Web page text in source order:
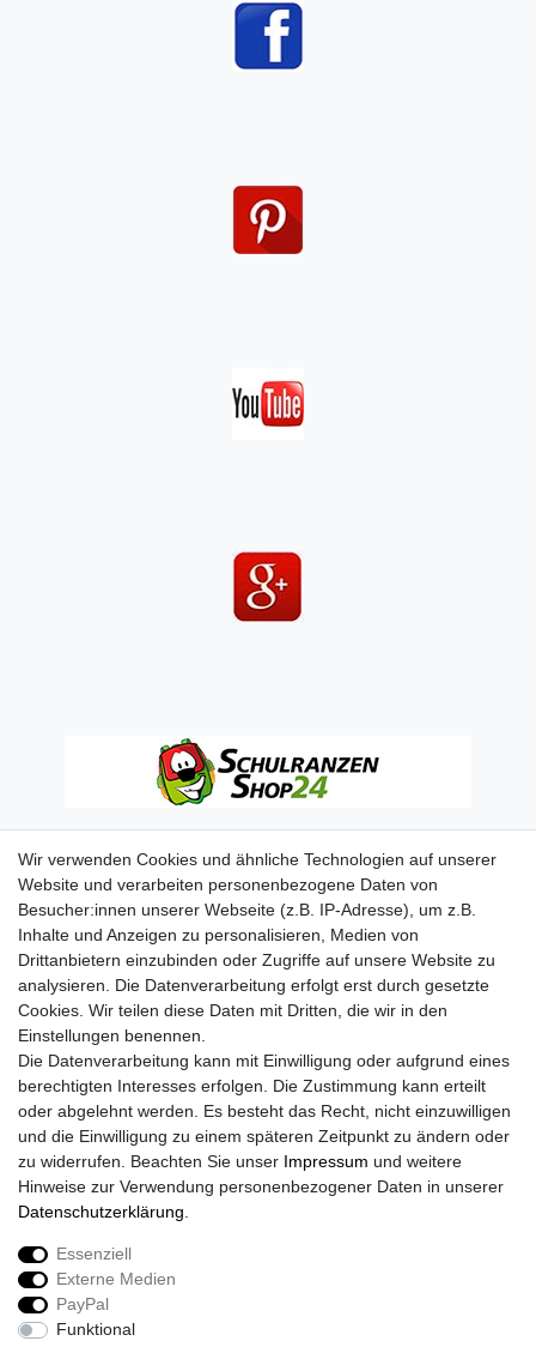
Wir verwenden Cookies und ähnliche Technologien auf unserer
Website und verarbeiten personenbezogene Daten von
Besucher:innen unserer Webseite (z.B. IP-Adresse), um z.B.
Inhalte und Anzeigen zu personalisieren, Medien von
Drittanbietern einzubinden oder Zugriffe auf unsere Website zu
analysieren. Die Datenverarbeitung erfolgt erst durch gesetzte
Cookies. Wir teilen diese Daten mit Dritten, die wir in den
Einstellungen benennen.
Die Datenverarbeitung kann mit Einwilligung oder aufgrund eines
berechtigten Interesses erfolgen. Die Zustimmung kann erteilt
oder abgelehnt werden. Es besteht das Recht, nicht einzuwilligen
und die Einwilligung zu einem späteren Zeitpunkt zu ändern oder
zu widerrufen. Beachten Sie unser Impressum und weitere
Hinweise zur Verwendung personenbezogener Daten in unserer
Daten­schutz­erklärung
Essenziell
Externe Medien
PayPal
Funktional